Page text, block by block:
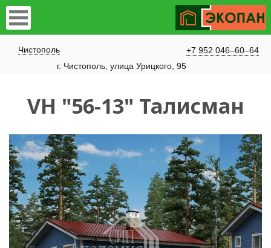
Чистополь
+7 952 046–60–64
​г. Чистополь, улица Урицкого, 95
VH "56-13" Талисман